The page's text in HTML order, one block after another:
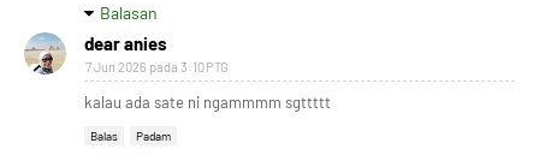
Balasan
dear anies
7 Jun 2026 pada 3:10 PTG
kalau ada sate ni ngammmm sgttttt
Balas Padam